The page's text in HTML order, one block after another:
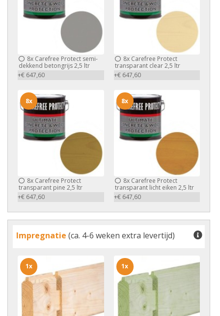
8x Carefree Protect semi-
dekkend betongrijs 2,5 ltr
+€ 647,60
8xCarefree Protect
transparant clear 2,5 ltr
+€ 647,60
8x Carefree Protect
transparant pine 2,5 ltr
+€ 647,60
8x
8xCarefree Protect
transparant licht eiken 2,5 ltr
+€ 647,60
8x
Impregnatie (ca. 4-6 weken extra levertijd)
1x 1x